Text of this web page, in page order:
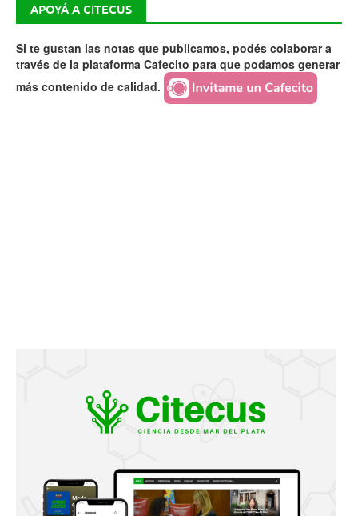
APOYÁ A CITECUS
Si te gustan las notas que publicamos, podés colaborar a
través de la plataforma Cafecito para que podamos generar
más contenido de calidad.